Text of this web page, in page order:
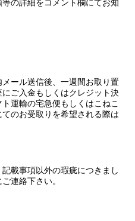
の詳細をコメント欄にてお知
ール送信後、一週間お取り置
ご入金もしくはクレジット決
運輸の宅急便もしくはこねこ
のお受取りを希望される際は
載事項以外の瑕疵につきまし
連絡下さい。